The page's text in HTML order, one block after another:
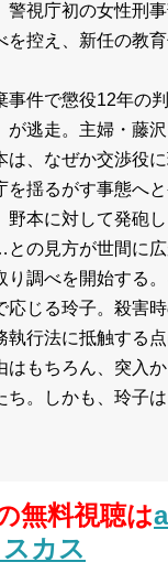
視庁初の女性刑
を控え、新任の教
件で懲役12年の
が逃走。主婦・藤
、なぜか交渉役
を揺るがす事態へ
本に対して発砲
の見方が世間に
調べを開始する
じる玲子。殺害
行法に抵触する
もちろん、突入
ち。しかも、玲子
無料視聴は
カス